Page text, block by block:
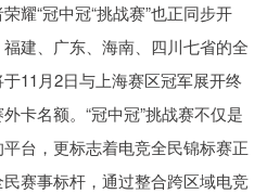
耀“冠中冠“挑战赛”也正同步开
建、广东、海南、四川七省的全
11月2日与上海赛区冠军展开终
卡名额。“冠中冠”挑战赛不仅是
台，更标志着电竞全民锦标赛正
赛事标杆，通过整合跨区域电竞